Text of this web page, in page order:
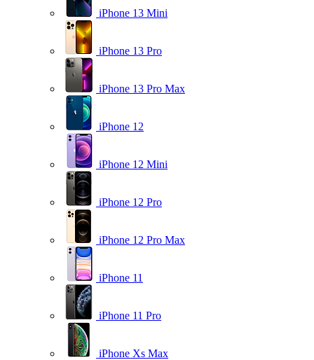
iPhone 13 Mini
iPhone 13 Pro
iPhone 13 Pro Max
iPhone 12
iPhone 12 Mini
iPhone 12 Pro
iPhone 12 Pro Max
iPhone 11
iPhone 11 Pro
iPhone Xs Max